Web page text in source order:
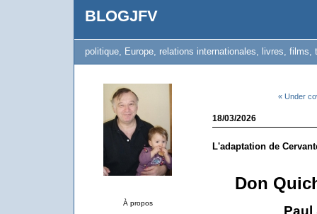
BLOGJFV
politique, Europe, relations internationales, livres, films,
À propos
« Under
18/03/2026
L'adaptation de
Don
Paul